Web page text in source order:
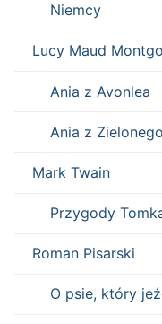
Niemcy
Lucy Maud
Ania z Avonlea
Ania z
Mark Twain
Przygody
Roman Pisarski
O psie, który